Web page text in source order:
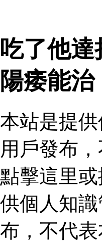
吃了他
陽痿能治
本站是提
用戶發布
點擊這里
供個人知
布，不代